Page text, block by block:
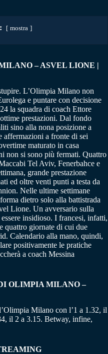
mostra
– ASVEL LIONE |
L’Olimpia Milano non
e puntare con decisione
la squadra di coach Ettore
prestazioni. Dal fondo
sino alla nona posizione a
affermazioni a fronte di sei
maturato in casa
non si sono più fermati. Quattro
Tel Aviv, Fenerbahce e
grande prestazione
ed oltre venti punti a testa da
Nelle ultime settimane
dietro solo alla battistrada
Lione. Un avversario sulla
insidioso. I francesi, infatti,
quattro giornate di cui due
Calendario alla mano, quindi,
positivamente le pratiche
a coach Messina
OLIMPIA MILANO –
Milano con l’1 a 1.32, il
il 2 a 3.15. Betway, infine,